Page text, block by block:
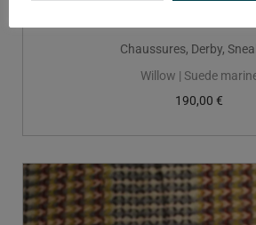
Chaussures, Derby,
Willow | Suede
190,00 €